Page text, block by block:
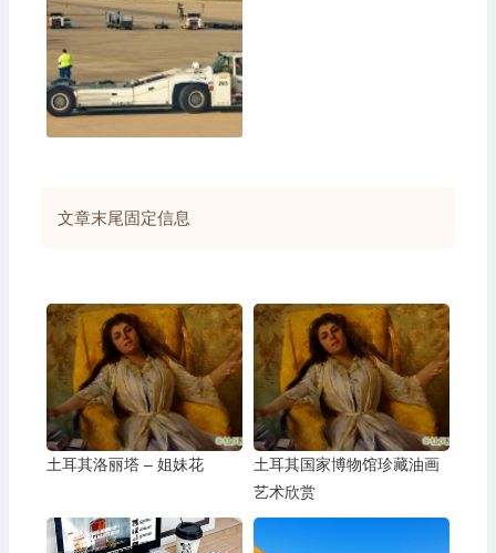
文章末尾固定信息
土耳其洛丽塔 – 姐妹花
土耳其国家博物馆珍藏油画
艺术欣赏